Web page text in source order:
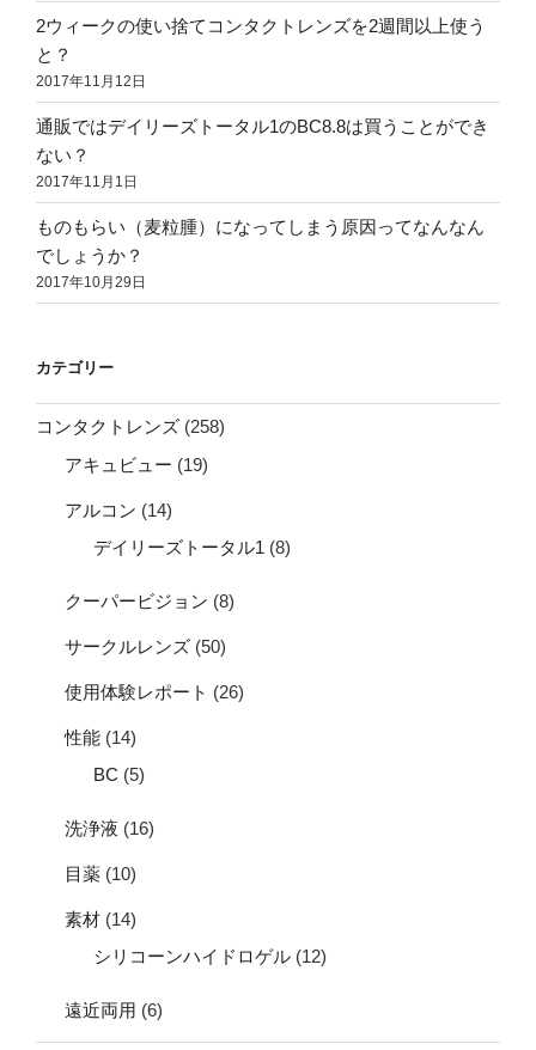
2ウィークの使い捨てコンタクトレンズを2週間以上使う
と？
2017年11月12日
通販ではデイリーズトータル1のBC8.8は買うことができ
ない？
2017年11月1日
ものもらい（麦粒腫）になってしまう原因ってなんなん
でしょうか？
2017年10月29日
カテゴリー
コンタクトレンズ (258)
アキュビュー (19)
アルコン (14)
デイリーズトータル1 (8)
クーパービジョン (8)
サークルレンズ (50)
使用体験レポート (26)
性能 (14)
BC (5)
洗浄液 (16)
目薬 (10)
素材 (14)
シリコーンハイドロゲル (12)
遠近両用 (6)